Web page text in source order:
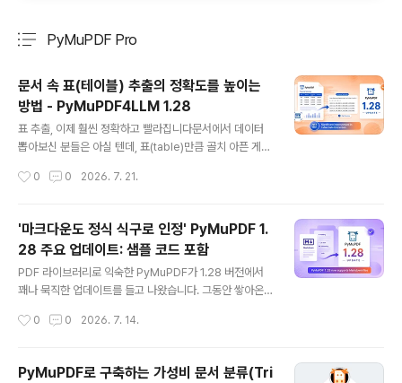
PyMuPDF Pro
문서 속 표(테이블) 추출의 정확도를 높이는
방법 - PyMuPDF4LLM 1.28
표 추출, 이제 훨씬 정확하고 빨라집니다문서에서 데이터
뽑아보신 분들은 아실 텐데, 표(table)만큼 골치 아픈 게
지 섞여 있으면 정말 답이 없거든요.PyMuPDF4LLM 1.2
ut 모듈에서 표 추출 기능이 대폭 개선됐습니다. 문서 인텔
리전스 분야에서 손꼽히게 까다로운 문제인 만큼, 이번 업
데이트는 꽤 의미가 큽니다.뭐가 바뀌었나요?PyMuPDF4
LLM 1.28은 이제 이런 순서로 표를 처리합니다.표 바운딩
박스 감지 — 기존에도 하던 거지만, 정확도가 한층 올라갔
지 다시 짜맞춥니다Layout 모듈 안에서 한 번에 처리 —
0 0 2026. 7. 21.
'마크다운도 정식 식구로 인정' PyMuPDF 1.
28 주요 업데이트: 샘플 코드 포함
PDF 라이브러리로 익숙한 PyMuPDF가 1.28 버전에서
꽤나 묵직한 업데이트를 들고 나왔습니다. 그동안 쌓아온
리 쪽 기능이 눈에 띄게 넓어졌습니다.이번 릴리즈에서 가
럼 완전한 문서 포맷으로 취급하기 시작했다는 점, 그리고
Office 문서를 곧바로 마크다운으로 뽑아낼 수 있게 됐다
0 0 2026. 7. 14.
PyMuPDF로 구축하는 가성비 문서 분류(Tri